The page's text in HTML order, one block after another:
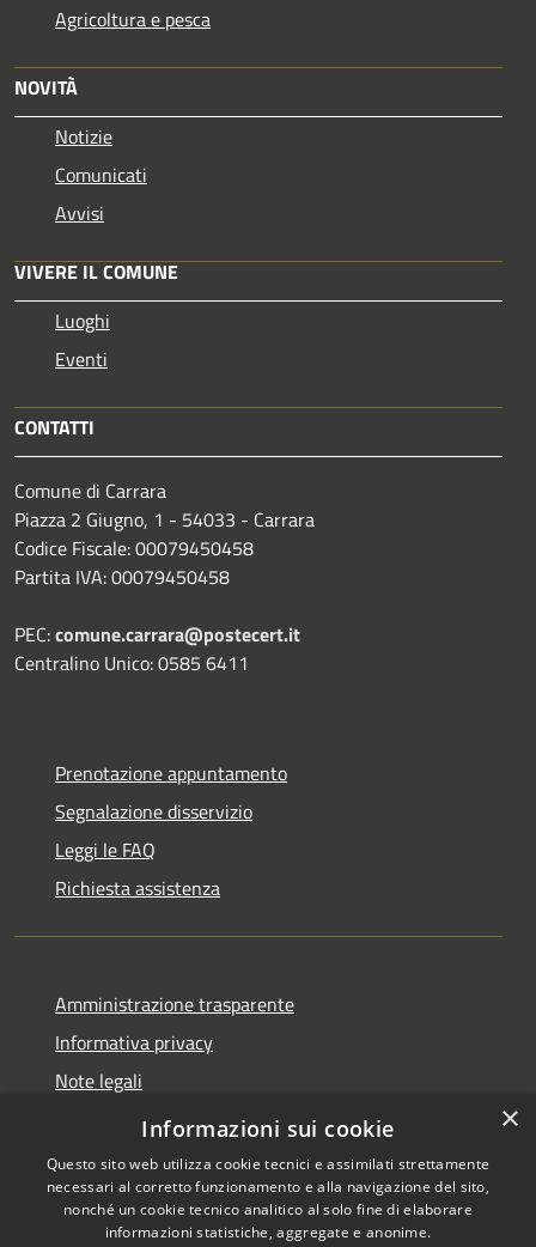
Agricoltura e pesca
NOVITÀ
Notizie
Comunicati
Avvisi
VIVERE IL COMUNE
Luoghi
Eventi
CONTATTI
Comune di Carrara
Piazza 2 Giugno, 1 - 54033 - Carrara
Codice Fiscale: 00079450458
Partita IVA: 00079450458
PEC:comune.carrara@postecert.it
Centralino Unico: 0585 6411
Prenotazione appuntamento
Segnalazione disservizio
Leggi le FAQ
Richiesta assistenza
Amministrazione trasparente
Informativa privacy
Note legali
Dichiarazione di accessibilità
Copyright © 2026 • Comune di
×
Informazioni sui cookie
Questo sito web utilizza cookie tecnici e assimilati strettamente
necessari al corretto funzionamento e alla navigazione del sito,
nonché un cookie tecnico analitico al solo fine di elaborare
informazioni statistiche, aggregate e anonime.